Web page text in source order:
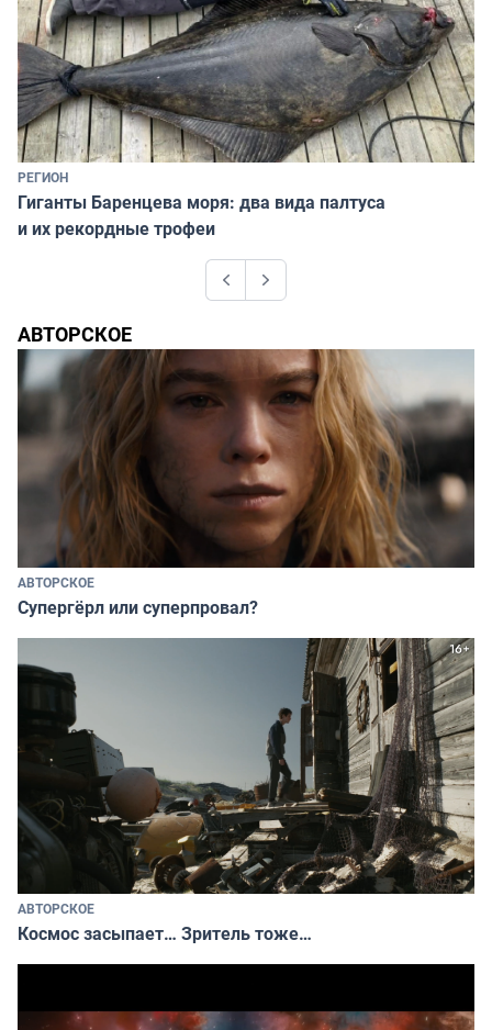
РЕГИОН
Гиганты Баренцева моря: два вида палтуса
и их рекордные трофеи
PreviousNext
АВТОРСКОЕ
АВТОРСКОЕ
Супергёрл или суперпровал?
АВТОРСКОЕ
Космос засыпает… Зритель тоже…